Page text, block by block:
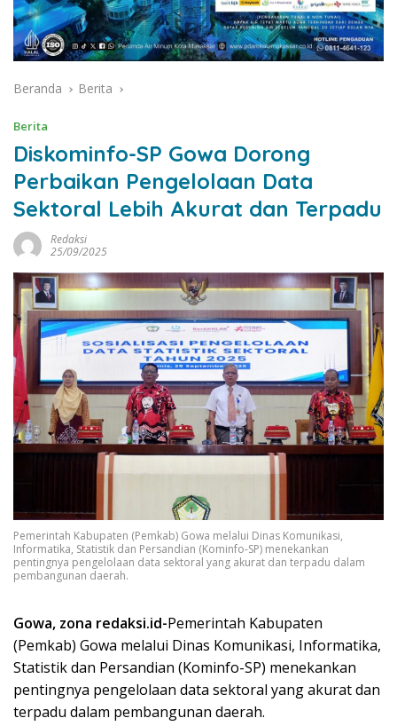
Beranda Berita
Berita
Diskominfo-SP Gowa Dorong
Perbaikan Pengelolaan Data
Sektoral Lebih Akurat dan Terpadu
Redaksi
25/09/2025
Pemerintah Kabupaten (Pemkab) Gowa melalui Dinas Komunikasi,
Informatika, Statistik dan Persandian (Kominfo-SP) menekankan
pentingnya pengelolaan data sektoral yang akurat dan terpadu dalam
pembangunan daerah.
Gowa, zona redaksi.id-Pemerintah Kabupaten
(Pemkab) Gowa melalui Dinas Komunikasi, Informatika,
Statistik dan Persandian (Kominfo-SP) menekankan
pentingnya pengelolaan data sektoral yang akurat dan
terpadu dalam pembangunan daerah.